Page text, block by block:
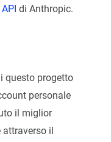
di Anthropic.
questo progetto
personale
il miglior
il